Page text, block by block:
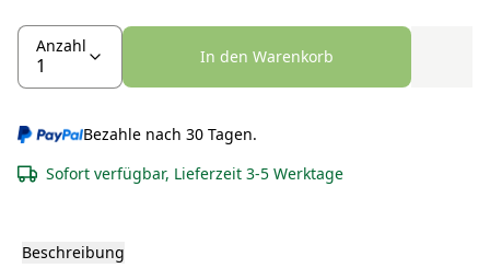
Anzahl
In den Warenkorb
Bezahle nach 30 Tagen.
Sofort verfügbar, Lieferzeit 3-5 Werktage
Beschreibung